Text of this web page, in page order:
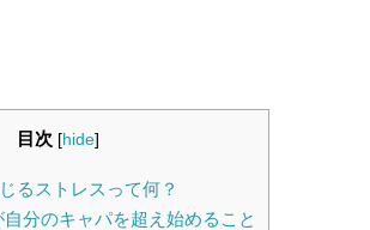
目次 [hide]
るストレスって何？
分のキャパを超え始めること